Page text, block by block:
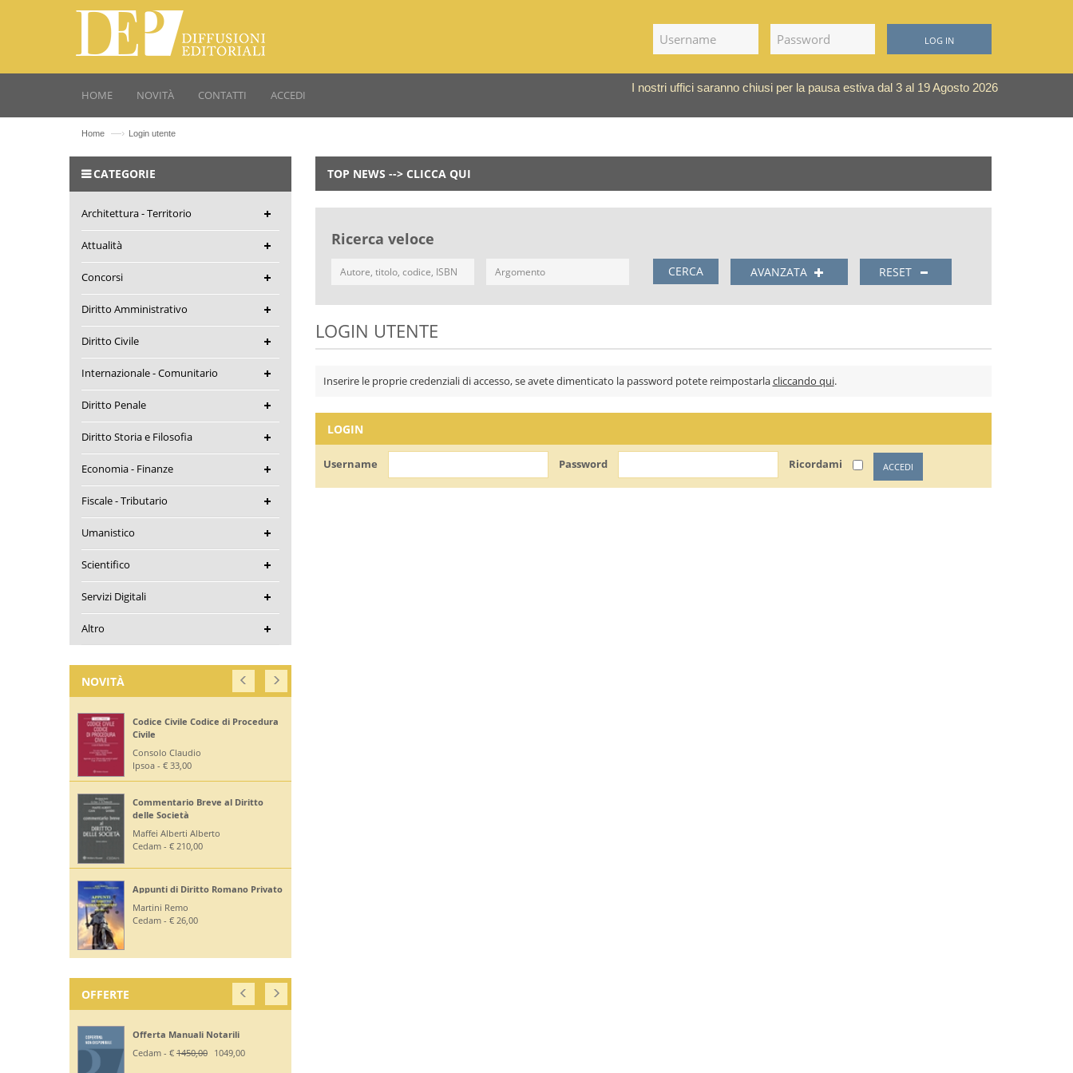
LOG IN
HOME NOVITÀ CONTATTI ACCEDI
I nostri uffici saranno chiusi per la pausa estiva dal 3 al 19 Agosto 2026
Home —› Login utente
TOP NEWS --> CLICCA QUI
Ricerca veloce
CERCA AVANZATA RESET
LOGIN UTENTE
Inserire le proprie credenziali di accesso, se avete dimenticato la password potete reimpostarlacliccando qui.
LOGIN
Username Password Ricordami ACCEDI
CATEGORIE
Architettura - Territorio
Attualità
Concorsi
Diritto Amministrativo
Diritto Civile
Internazionale - Comunitario
Diritto Penale
Diritto Storia e Filosofia
Economia - Finanze
Fiscale - Tributario
Umanistico
Scientifico
Servizi Digitali
Altro
NOVITÀ
Codice Civile Codice di Procedura
Civile
Consolo Claudio
Ipsoa - € 33,00
Commentario Breve al Diritto
delle Società
Maffei Alberti Alberto
Cedam - € 210,00
Appunti di Diritto Romano Privato
Martini Remo
Cedam - € 26,00
OFFERTE
Offerta Manuali Notarili
Cedam - € 1450,00 1049,00